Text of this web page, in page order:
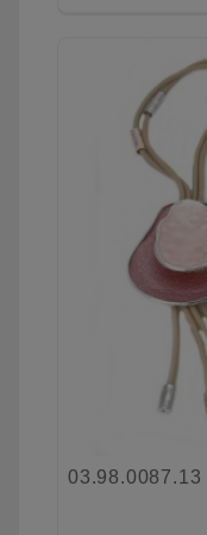
03.98.0087.13